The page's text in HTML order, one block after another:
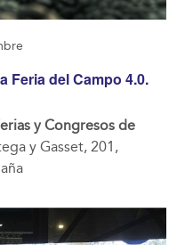
Feria del Campo 4.0.
y Congresos de
y Gasset, 201,